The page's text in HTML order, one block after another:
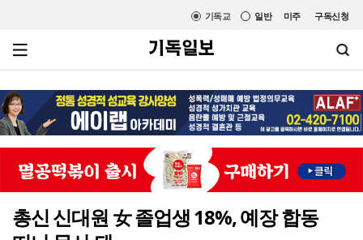
미주 구독신청
일반
기독교
총신 신대원 女 졸업생 18%, 예장 합동